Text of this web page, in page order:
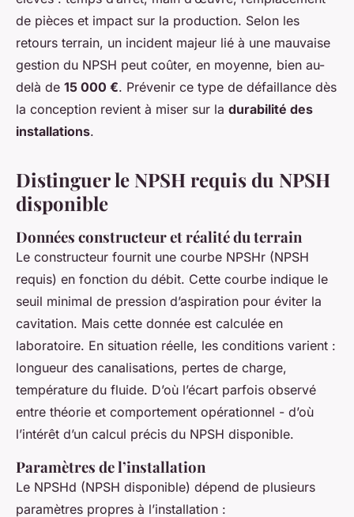
de pièces et impact sur la production. Selon les
retours terrain, un incident majeur lié à une mauvaise
gestion du NPSH peut coûter, en moyenne, bien au-
delà de 15 000 €. Prévenir ce type de défaillance dès
la conception revient à miser sur la durabilité des
installations.
Distinguer le NPSH requis du NPSH
disponible
Données constructeur et réalité du terrain
Le constructeur fournit une courbe NPSHr (NPSH
requis) en fonction du débit. Cette courbe indique le
seuil minimal de pression d’aspiration pour éviter la
cavitation. Mais cette donnée est calculée en
laboratoire. En situation réelle, les conditions varient :
longueur des canalisations, pertes de charge,
température du fluide. D’où l’écart parfois observé
entre théorie et comportement opérationnel - d’où
l’intérêt d’un calcul précis du NPSH disponible.
Paramètres de l’installation
Le NPSHd (NPSH disponible) dépend de plusieurs
paramètres propres à l’installation :